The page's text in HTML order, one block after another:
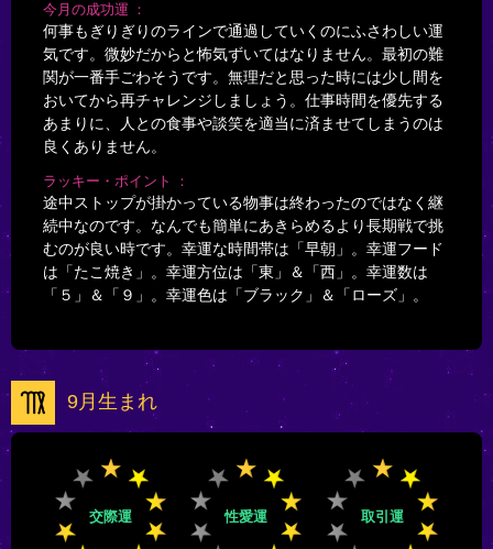
今月の成功運
何事もぎりぎりのラインで通過していくのにふさわしい運
気です。微妙だからと怖気ずいてはなりません。最初の難
関が一番手ごわそうです。無理だと思った時には少し間を
おいてから再チャレンジしましょう。仕事時間を優先する
あまりに、人との食事や談笑を適当に済ませてしまうのは
良くありません。
ラッキー・ポイント
途中ストップが掛かっている物事は終わったのではなく継
続中なのです。なんでも簡単にあきらめるより長期戦で挑
むのが良い時です。幸運な時間帯は「早朝」。幸運フード
は「たこ焼き」。幸運方位は「東」＆「西」。幸運数は
「５」＆「９」。幸運色は「ブラック」＆「ローズ」。
9月生まれ
交際運 性愛運 取引運